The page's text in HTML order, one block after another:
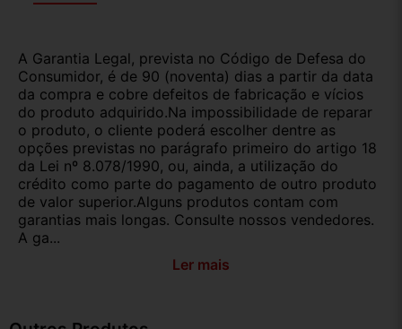
A Garantia Legal, prevista no Código de Defesa do
Consumidor, é de 90 (noventa) dias a partir da data
da compra e cobre defeitos de fabricação e vícios
do produto adquirido.Na impossibilidade de reparar
o produto, o cliente poderá escolher dentre as
opções previstas no parágrafo primeiro do artigo 18
da Lei nº 8.078/1990, ou, ainda, a utilização do
crédito como parte do pagamento de outro produto
de valor superior.Alguns produtos contam com
garantias mais longas. Consulte nossos vendedores.
A ga...
Ler mais